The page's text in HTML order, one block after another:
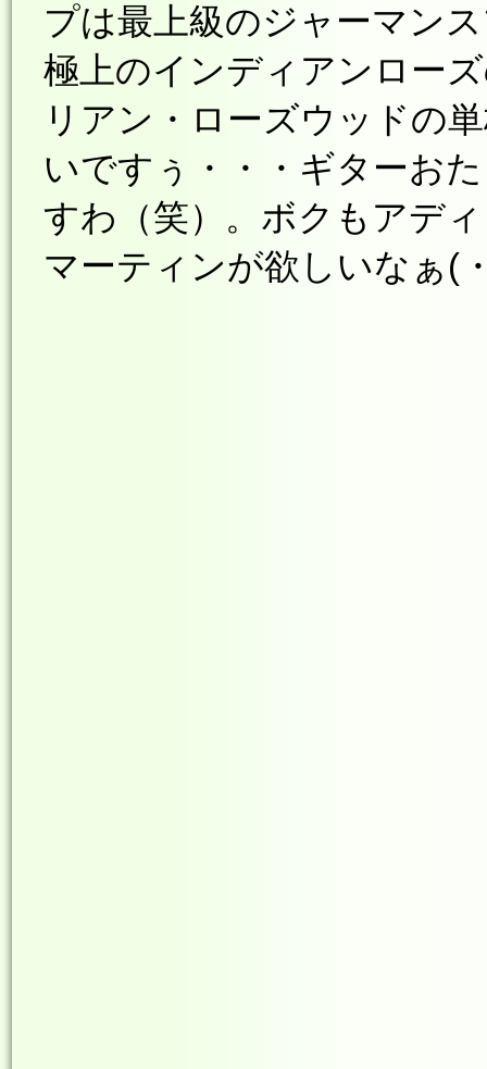
プは最上級のジャーマン
極上のインディアンロー
リアン・ローズウッドの
いですぅ・・・ギターお
すわ（笑）。ボクもアデ
マーティンが欲しいなぁ(